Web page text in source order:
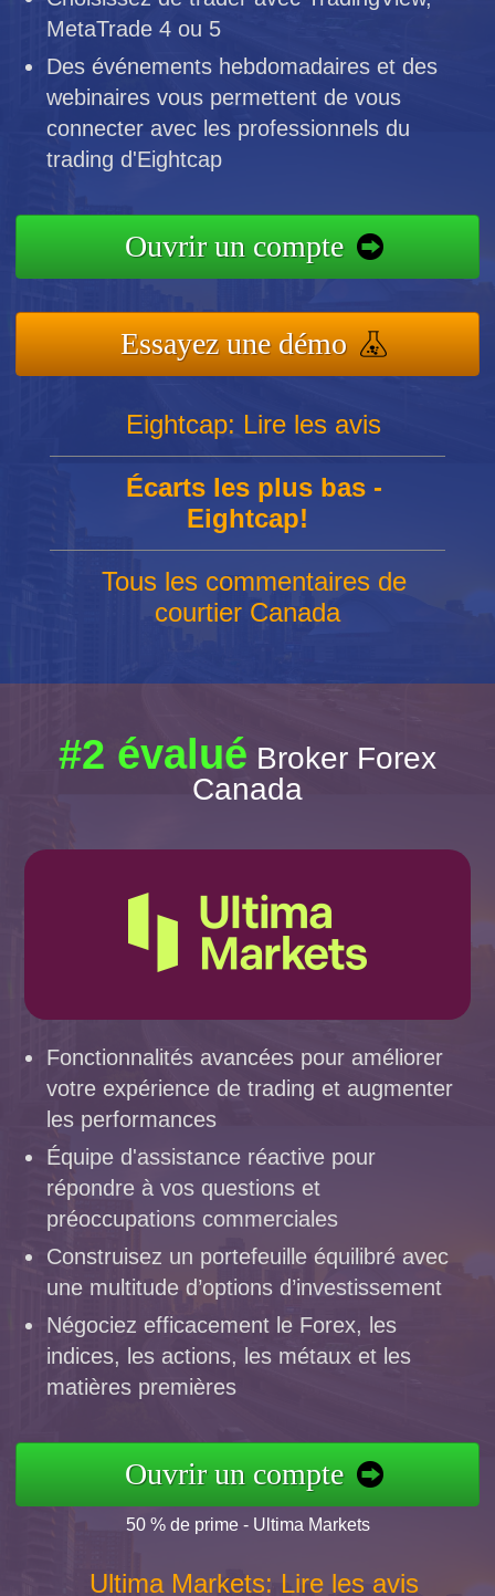
MetaTrade 4 ou 5
Des événements hebdomadaires et des
webinaires vous permettent de vous
connecter avec les professionnels du
trading d'Eightcap
Ouvrir un compte
Essayez une démo
Eightcap: Lire les avis
Écarts les plus bas -
Eightcap!
Tous les commentaires de
courtier Canada
#2 évalué Broker Forex
Canada
Fonctionnalités avancées pour améliorer
votre expérience de trading et augmenter
les performances
Équipe d'assistance réactive pour
répondre à vos questions et
préoccupations commerciales
Construisez un portefeuille équilibré avec
une multitude d’options d’investissement
Négociez efficacement le Forex, les
indices, les actions, les métaux et les
matières premières
Ouvrir un compte
50 % de prime - Ultima Markets
Ultima Markets: Lire les avis